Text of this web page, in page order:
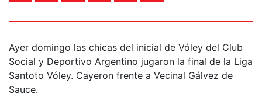
Ayer domingo las chicas del inicial de Vóley del Club
Social y Deportivo Argentino jugaron la final de la Liga
Santoto Vóley. Cayeron frente a Vecinal Gálvez de
Sauce.